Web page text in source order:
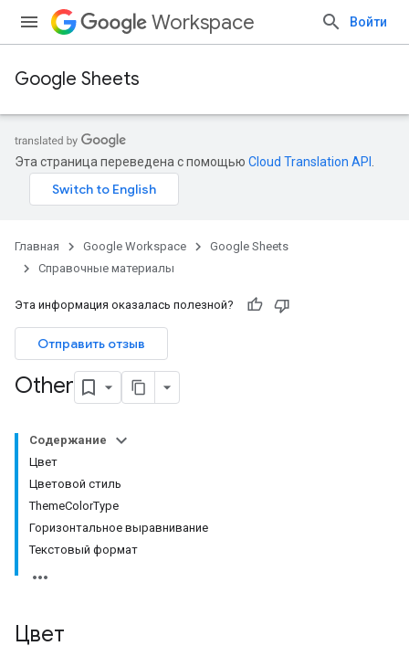
Workspace Войти
Google Sheets
Эта страница переведена с помощью Cloud Translation API
Главная Google Workspace
Google Sheets
Справочные материалы
Эта информация оказалась полезной?
Отправить отзыв
Other
Содержание
Цвет
Цветовой стиль
ThemeColorType
Горизонтальное выравнивание
Текстовый формат
Цвет